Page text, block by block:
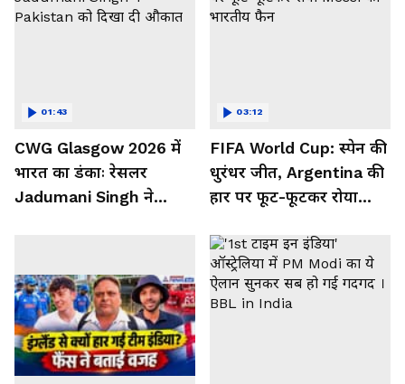
CWG Glasgow 2026 में
भारत का डंकाः रेसलर
Jadumani Singh ने
01:43
FIFA World Cup: स्पेन की
धुरंधर जीत, Argentina की
हार पर फूट-फूटकर रोया
03:12